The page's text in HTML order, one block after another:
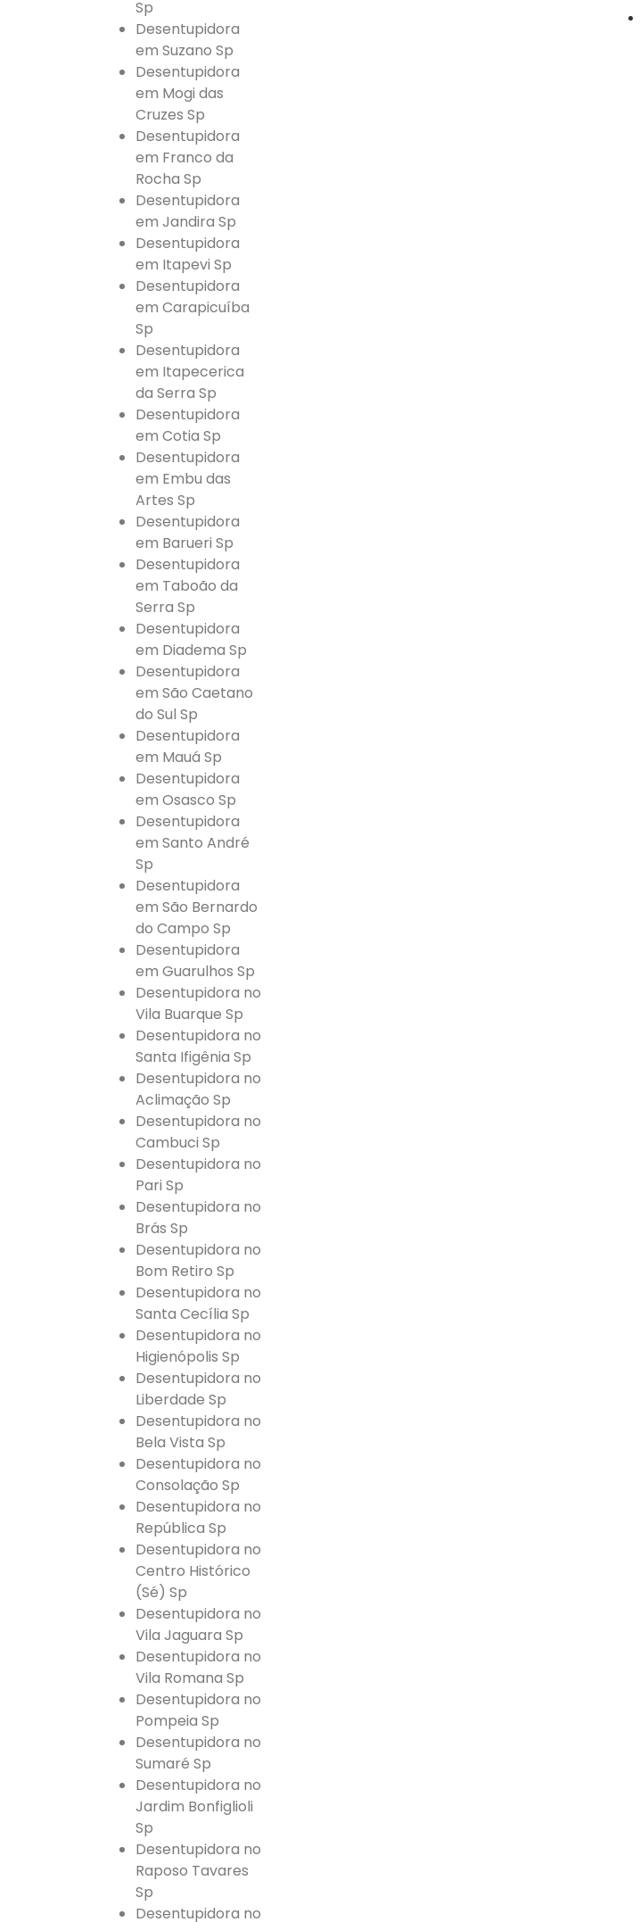
Sp
Desentupidora
em Suzano Sp
Desentupidora
em Mogi das
Cruzes Sp
Desentupidora
em Franco da
Rocha Sp
Desentupidora
em Jandira Sp
Desentupidora
em Itapevi Sp
Desentupidora
em Carapicuíba
Sp
Desentupidora
em Itapecerica
da Serra Sp
Desentupidora
em Cotia Sp
Desentupidora
em Embu das
Artes Sp
Desentupidora
em Barueri Sp
Desentupidora
em Taboão da
Serra Sp
Desentupidora
em Diadema Sp
Desentupidora
em São Caetano
do Sul Sp
Desentupidora
em Mauá Sp
Desentupidora
em Osasco Sp
Desentupidora
em Santo André
Sp
Desentupidora
em São Bernardo
do Campo Sp
Desentupidora
em Guarulhos Sp
Desentupidora no
Vila Buarque Sp
Desentupidora no
Santa Ifigênia Sp
Desentupidora no
Aclimação Sp
Desentupidora no
Cambuci Sp
Desentupidora no
Pari Sp
Desentupidora no
Brás Sp
Desentupidora no
Bom Retiro Sp
Desentupidora no
Santa Cecília Sp
Desentupidora no
Higienópolis Sp
Desentupidora no
Liberdade Sp
Desentupidora no
Bela Vista Sp
Desentupidora no
Consolação Sp
Desentupidora no
República Sp
Desentupidora no
Centro Histórico
(Sé) Sp
Desentupidora no
Vila Jaguara Sp
Desentupidora no
Vila Romana Sp
Desentupidora no
Pompeia Sp
Desentupidora no
Sumaré Sp
Desentupidora no
Jardim Bonfiglioli
Sp
Desentupidora no
Raposo Tavares
Sp
Desentupidora no